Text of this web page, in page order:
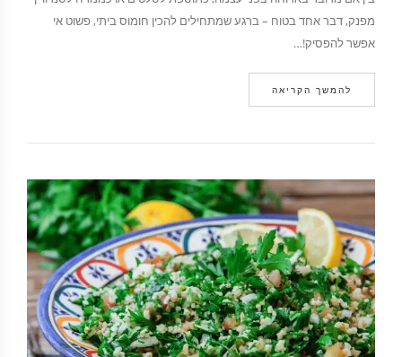
מפנק, דבר אחד בטוח – ברגע שמתחילים להכין חומוס ביתי, פשוט אי
אפשר להפסיק!…
להמשך הקריאה